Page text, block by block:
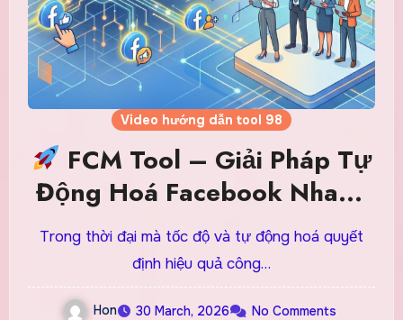
Video hướng dẫn tool 98
FCM Tool – Giải Pháp Tự
Động Hoá Facebook Nhanh
Chóng Trong Hệ Thống
Tool98
Trong thời đại mà tốc độ và tự động hoá quyết
định hiệu quả công…
Hon 30 March, 2026 No Comments